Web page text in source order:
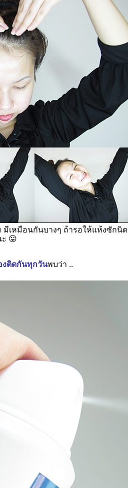
เหมือนกันบางๆ ถ้ารอให้แห้งซักนิด
😛
งติดกันทุกวันพบว่า ..